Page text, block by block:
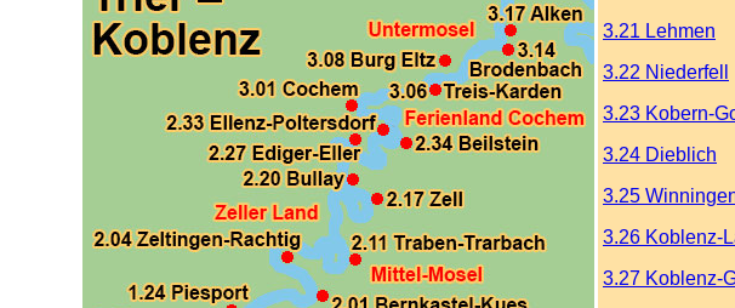
3.21 Lehmen
3.22 Niederfell
3.23 Kobern-
3.24 Dieblich
3.25
3.26 Koblenz-
3.27 Koblenz-